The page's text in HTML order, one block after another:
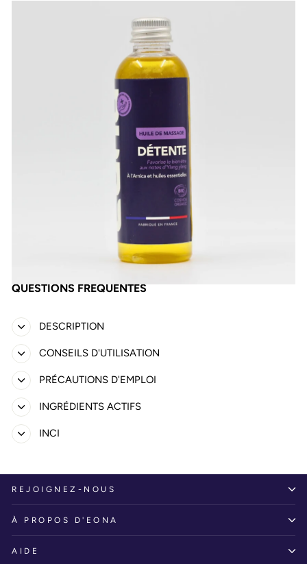
QUESTIONS FRÉQUENTES
DESCRIPTION
CONSEILS D'UTILISATION
PRÉCAUTIONS D'EMPLOI
INGRÉDIENTS ACTIFS
INCI
REJOIGNEZ-NOUS
À PROPOS D'EONA
AIDE